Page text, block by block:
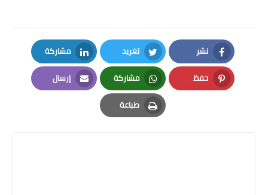
نشر
Facebook
تغريد
Twitter
مشاركة
LinkedIn
حفظ
Pinterest
مشاركة
Whatsapp
إرسال
Email
طباعة
Print